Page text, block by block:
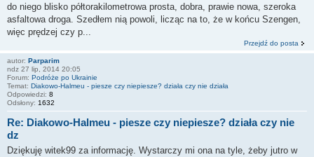
do niego blisko półtorakilometrowa prosta, dobra, prawie nowa, szeroka
asfaltowa droga. Szedłem nią powoli, licząc na to, że w końcu Szengen,
więc prędzej czy p...
Przejdź do posta
autor: Parparim
ndz 27 lip, 2014 20:05
Forum: Podróże po Ukrainie
Temat: Diakowo-Halmeu - piesze czy niepiesze? działa czy nie działa
Odpowiedzi: 8
Odsłony: 1632
Re: Diakowo-Halmeu - piesze czy niepiesze? działa czy nie
dz
Dziękuję witek99 za informację. Wystarczy mi ona na tyle, żeby jutro w